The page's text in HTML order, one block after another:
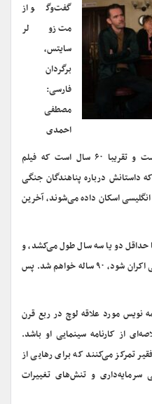
گفت‌وگو از
مت زولر
سایتس،
برگردان
فارسی:
مصطفی
احمدی
کن لوچ فیلمساز انگلیسی، ۸۷ ساله است و تقریبا ۶۰ سال است که فیلم
داستانش درباره پناهندگان جنگی
اسکان داده می‌شوند، آخرین
حداقل دو یا سه سال طول می‌کشد، و
اگر تصمیم بگیرم یکی دیگر بسازم، وقتی اکران شود، ۹۰ ساله خواهم شد. پس
نویس مورد علاقه لوچ در ربع قرن
از کارنامه سینمایی او باشد.
تمرکز می‌کنند که برای رهایی از
و تنش‌های تغییرات